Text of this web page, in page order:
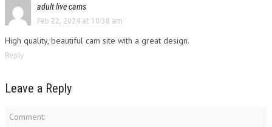
adult live cams
Feb 22, 2024 at 10:38 am
High quality, beautiful cam site with a great design.
Reply
Leave a Reply